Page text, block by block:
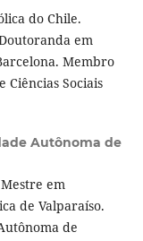
do Chile.
em
Membro
Ciências Sociais
Autônoma de
em
de Valparaíso.
de